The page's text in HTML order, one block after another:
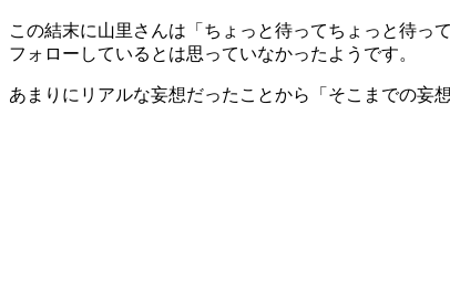
この結末に山里さんは「ちょっと待ってちょっと待っ
フォローしているとは思っていなかったようです。
あまりにリアルな妄想だったことから「そこまでの妄